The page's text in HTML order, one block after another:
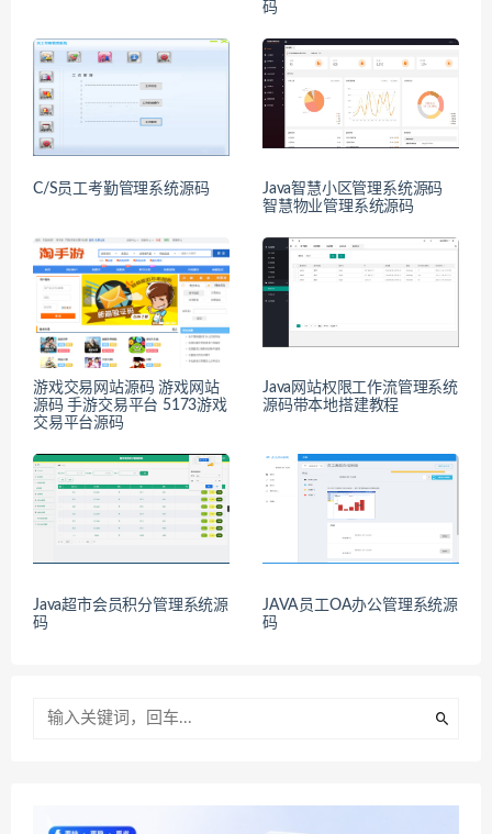
码
C/S员工考勤管理系统源码
Java智慧小区管理系统源码
智慧物业管理系统源码
游戏交易网站源码 游戏网站
源码 手游交易平台 5173游戏
交易平台源码
Java网站权限工作流管理系统
源码带本地搭建教程
Java超市会员积分管理系统源
码
JAVA员工OA办公管理系统源
码